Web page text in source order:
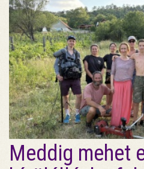
Meddig mehet